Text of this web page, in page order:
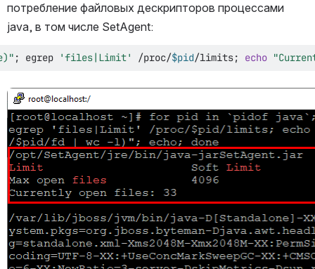
потребление файловых дескрипторов процессами
java, в том числе SetAgent:
) " ; egrep 'files|Limit' /proc/$pid/limits; echo
Открыть файл «»